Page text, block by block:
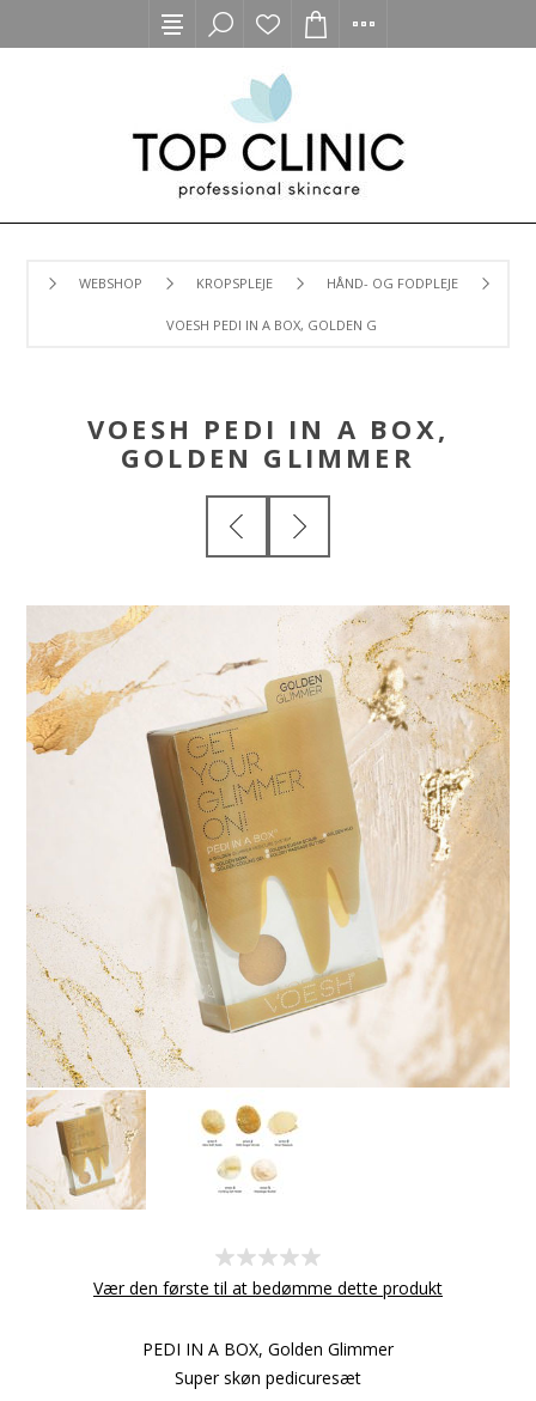
WEBSHOP KROPSPLEJE HÅND- OG FODPLEJE
VOESH PEDI IN A BOX, GOLDEN GLIMMER
VOESH PEDI IN A BOX,
GOLDEN GLIMMER
Vær den første til at bedømme dette produkt
PEDI IN A BOX, Golden Glimmer
Super skøn pedicuresæt